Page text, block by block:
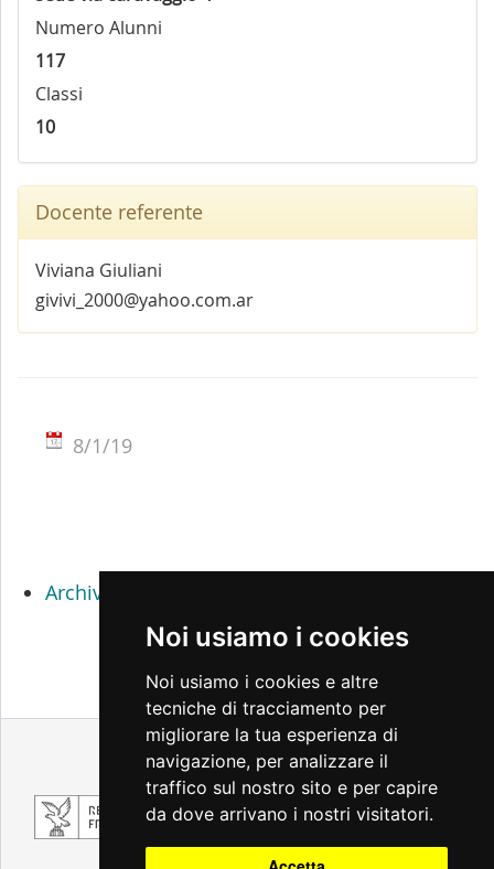
Noi usiamo i cookies
Noi usiamo i cookies e altre
tecniche di tracciamento per
migliorare la tua esperienza di
navigazione, per analizzare il
traffico sul nostro sito e per capire
da dove arrivano i nostri visitatori.
Numero Alunni
117
Classi
10
Docente referente
Viviana Giuliani
givivi_2000@yahoo.com.ar
8/1/19
Archivio percorsi didattici 2017 / 2018
Note legali
Accessibilità
Cambio preferenze cookie